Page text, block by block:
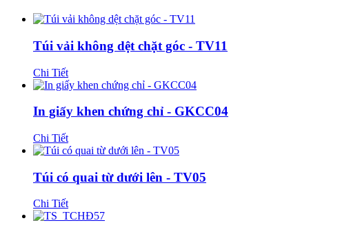
Túi vải không dệt chặt góc - TV11
Chi Tiết
In giấy khen chứng chỉ - GKCC04
Chi Tiết
Túi có quai từ dưới lên - TV05
Chi Tiết